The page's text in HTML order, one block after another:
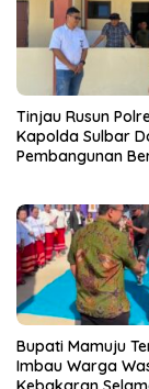
Tinjau Rusun
Kapolda Sulbar
Pembangunan
Bupati Mamuju
Imbau Warga